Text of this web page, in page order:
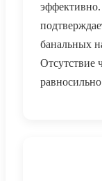
банальных
Отсутствие